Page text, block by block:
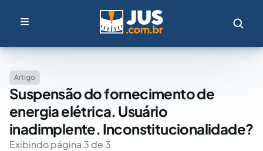
Artigo
Suspensão do fornecimento de
energia elétrica. Usuário
inadimplente. Inconstitucionalidade?
Exibindo página 3 de 3